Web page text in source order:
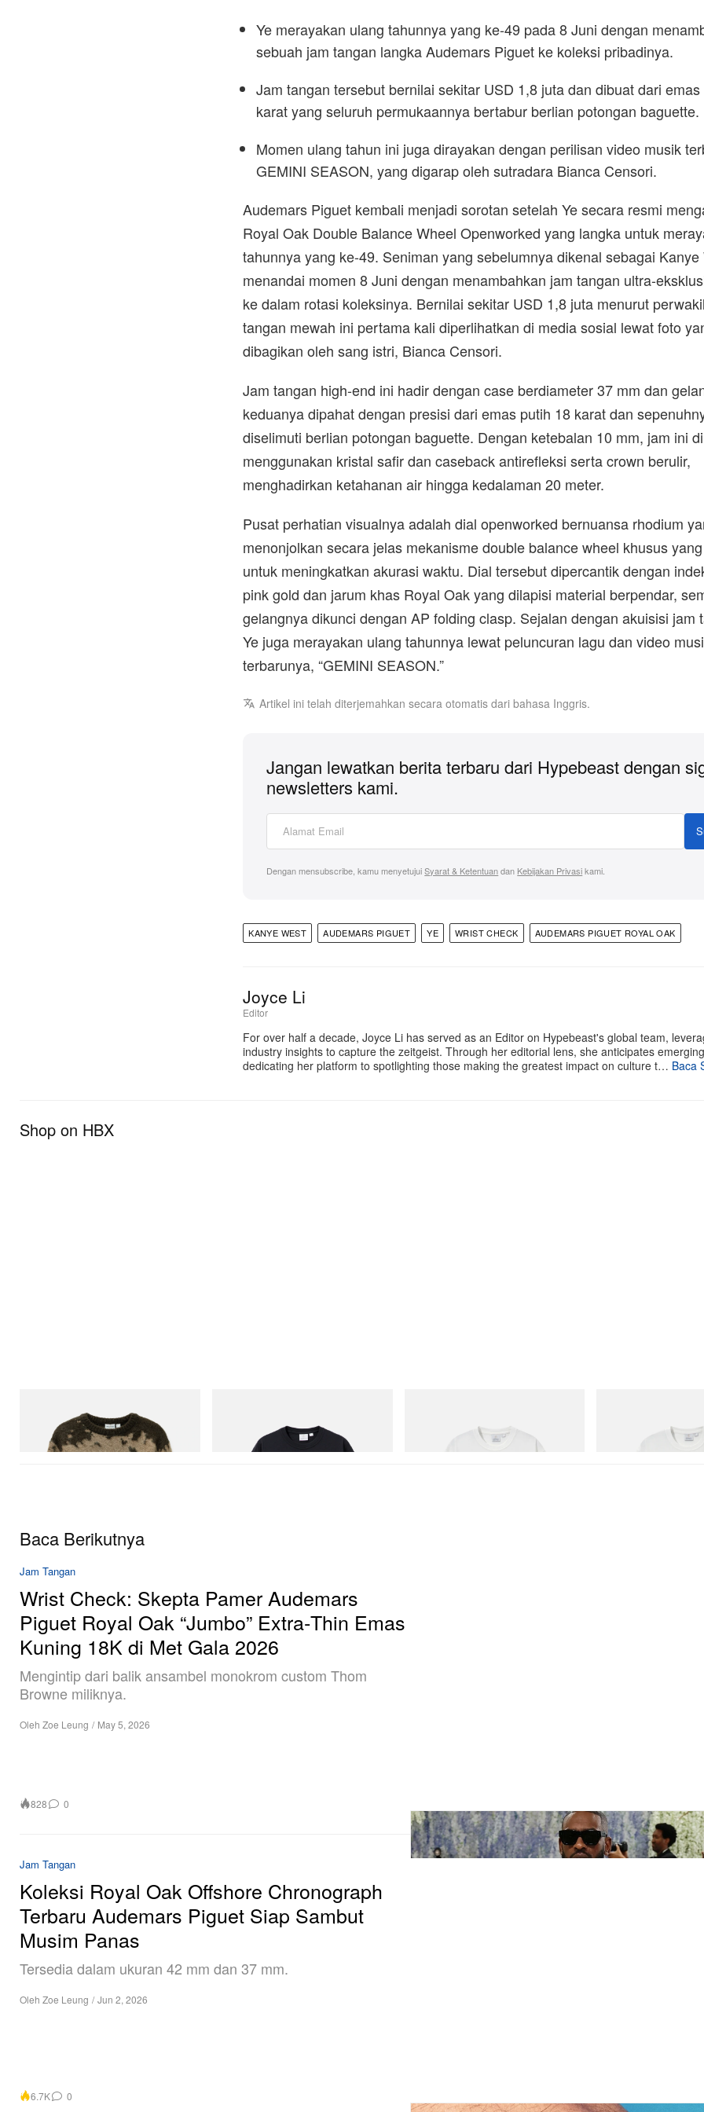
Ye merayakan ulang tahunnya yang ke-49 pada 8 Juni dengan
sebuah jam tangan langka Audemars Piguet ke koleksi pribadinya.
Jam tangan tersebut bernilai sekitar USD 1,8 juta dan dibuat dari
karat yang seluruh permukaannya bertabur berlian potongan baguette.
Momen ulang tahun ini juga dirayakan dengan perilisan video musik
GEMINI SEASON, yang digarap oleh sutradara Bianca Censori.
Audemars Piguet kembali menjadi sorotan setelah Ye secara resmi
Royal Oak Double Balance Wheel Openworked yang langka untuk
tahunnya yang ke-49. Seniman yang sebelumnya dikenal sebagai Kanye
menandai momen 8 Juni dengan menambahkan jam tangan ultra-
ke dalam rotasi koleksinya. Bernilai sekitar USD 1,8 juta menurut
tangan mewah ini pertama kali diperlihatkan di media sosial lewat foto
dibagikan oleh sang istri, Bianca Censori.
Jam tangan high-end ini hadir dengan case berdiameter 37 mm dan
keduanya dipahat dengan presisi dari emas putih 18 karat dan
diselimuti berlian potongan baguette. Dengan ketebalan 10 mm, jam ini
menggunakan kristal safir dan caseback antirefleksi serta crown berulir,
menghadirkan ketahanan air hingga kedalaman 20 meter.
Pusat perhatian visualnya adalah dial openworked bernuansa rhodium
menonjolkan secara jelas mekanisme double balance wheel khusus
untuk meningkatkan akurasi waktu. Dial tersebut dipercantik dengan
pink gold dan jarum khas Royal Oak yang dilapisi material berpendar,
gelangnya dikunci dengan AP folding clasp. Sejalan dengan akuisisi jam
Ye juga merayakan ulang tahunnya lewat peluncuran lagu dan video
terbarunya, “GEMINI SEASON.”
Artikel ini telah diterjemahkan secara otomatis dari bahasa Inggris.
Jangan lewatkan berita terbaru dari Hypebeast dengan
newsletters kami.
Dengan mensubscribe, kamu menyetujuiSyarat & Ketentuandan Kebijakan Privasikami.
KANYE WEST AUDEMARS PIGUET YE WRIST CHECK AUDEMARS PIGUET ROYAL OAK
Joyce Li
Editor
For over half a decade, Joyce Li has served as an Editor on Hypebeast's global team,
industry insights to capture the zeitgeist. Through her editorial lens, she anticipates
dedicating her platform to spotlighting those making the greatest impact on culture t… Baca
Shop on HBX
Mohair Splatter Sweater
Beli Sekarang
Beli Sekarang
Baca Berikutnya
Jam Tangan
Wrist Check: Skepta Pamer Audemars
Piguet Royal Oak “Jumbo” Extra‑Thin Emas
Kuning 18K di Met Gala 2026
Mengintip dari balik ansambel monokrom custom Thom
Browne miliknya.
Oleh Zoe Leung / May 5, 2026
828 0
Jam Tangan
Koleksi Royal Oak Offshore Chronograph
Terbaru Audemars Piguet Siap Sambut
Musim Panas
Tersedia dalam ukuran 42 mm dan 37 mm.
Oleh Zoe Leung / Jun 2, 2026
6.7K 0